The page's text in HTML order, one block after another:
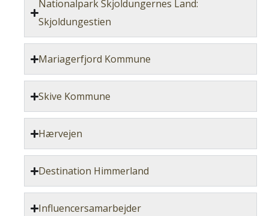
Nationalpark Skjoldungernes Land:
Skjoldungestien
Mariagerfjord Kommune
Skive Kommune
Hærvejen
Destination Himmerland
Influencersamarbejder